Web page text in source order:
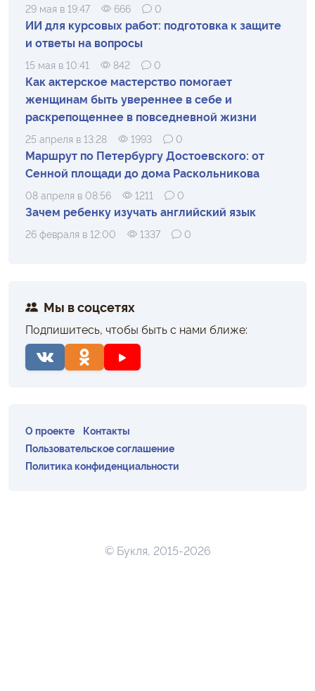
29 мая в 19:47 666 0
ИИ для курсовых работ: подготовка к защите
и ответы на вопросы
15 мая в 10:41 842 0
Как актерское мастерство помогает
женщинам быть увереннее в себе и
раскрепощеннее в повседневной жизни
25 апреля в 13:28 1993 0
Маршрут по Петербургу Достоевского: от
Сенной площади до дома Раскольникова
08 апреля в 08:56 1211 0
Зачем ребенку изучать английский язык
26 февраля в 12:00 1337 0
Мы в соцсетях
Подпишитесь, чтобы быть с нами ближе:
О проекте
Контакты
Пользовательское соглашение
Политика конфиденциальности
© Букля, 2015-2026